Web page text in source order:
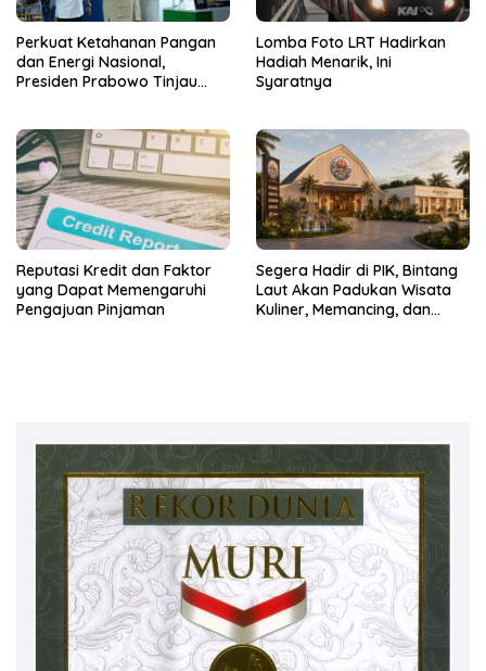
Perkuat Ketahanan Pangan
dan Energi Nasional,
Presiden Prabowo Tinjau
Perkebunan Nusantara
Lomba Foto LRT Hadirkan
Hadiah Menarik, Ini
Syaratnya
Reputasi Kredit dan Faktor
yang Dapat Memengaruhi
Pengajuan Pinjaman
Segera Hadir di PIK, Bintang
Laut Akan Padukan Wisata
Kuliner, Memancing, dan